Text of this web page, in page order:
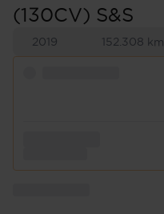
(130CV) S&S
2019 152.308 km